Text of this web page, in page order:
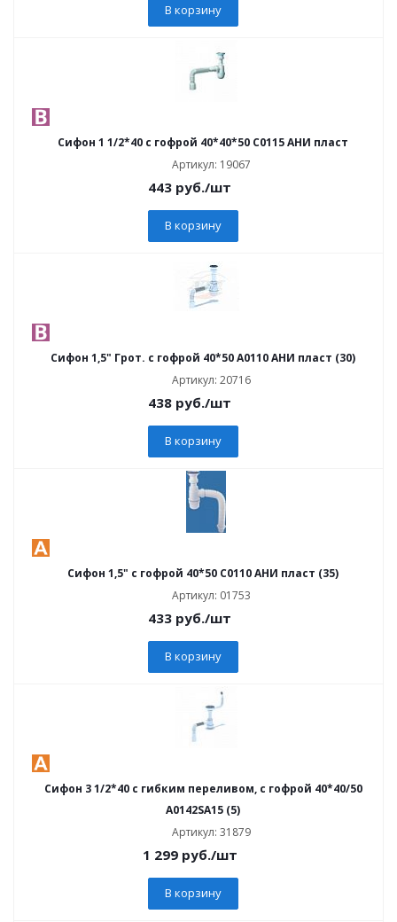
В корзину
Сифон 1 1/2*40 с гофрой 40*40*50 С0115 АНИ пласт
Артикул: 19067
443 руб./шт
В корзину
Сифон 1,5" Грот. с гофрой 40*50 А0110 АНИ пласт (30)
Артикул: 20716
438 руб./шт
В корзину
Сифон 1,5" с гофрой 40*50 С0110 АНИ пласт (35)
Артикул: 01753
433 руб./шт
В корзину
Сифон 3 1/2*40 с гибким переливом, с гофрой 40*40/50
А0142SA15 (5)
Артикул: 31879
1 299руб./шт
В корзину